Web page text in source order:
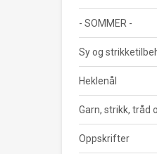
- SOMMER -
Sy og
Heklenål
Garn, strikk, tråd
Oppskrifter